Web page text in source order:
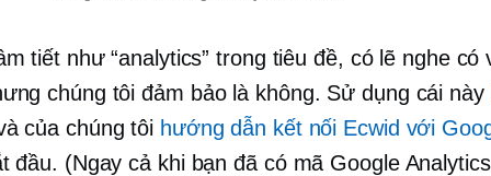
tiết như “analytics” trong tiêu đề, có lẽ nghe có
chúng tôi đảm bảo là không. Sử dụng cái này
của chúng tôi hướng dẫn kết nối Ecwid với
đầu. (Ngay cả khi bạn đã có mã Google